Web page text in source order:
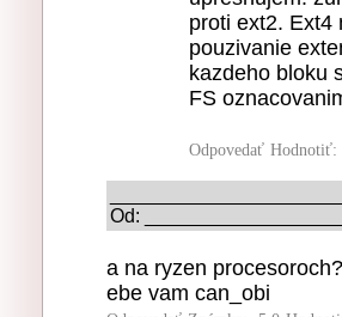
proti ext2. Ext4
pouzivanie
kazdeho bloku
FS
Odpovedať Hodnotiť:
Od:
a na ryzen procesoroch?
ebe vam can_obi